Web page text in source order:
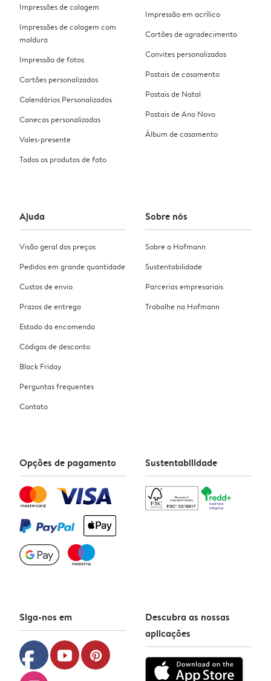
Impressões de colagem
Impressões de colagem com
moldura
Impressão de fotos
Cartões personalizados
Calendários Personalizados
Canecas personalizadas
Vales-presente
Todos os produtos de foto
Impressão em acrílico
Cartões de agradecimento
Convites personalizados
Postais de casamento
Postais de Natal
Postais de Ano Novo
Álbum de casamento
Ajuda
Visão geral dos preços
Pedidos em grande quantidade
Custos de envio
Prazos de entrega
Estado da encomenda
Códigos de desconto
Black Friday
Perguntas frequentes
Contato
Sobre nós
Sobre a Hofmann
Sustentabilidade
Parcerias empresariais
Trabalhe na Hofmann
Opções de pagamento Sustentabilidade
Siga-nos em
facebook youtube pinterest
Descubra as nossas
aplicações